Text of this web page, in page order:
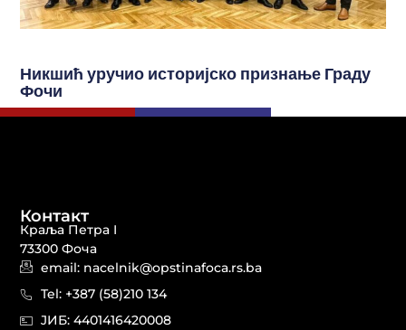
Никшић уручио историјско признање Граду
Фочи
Контакт
Краља Петра I
73300 Фоча
email: nacelnik@opstinafoca.rs.ba
Tel: +387 (58)210 134
JИБ: 44014164​20008